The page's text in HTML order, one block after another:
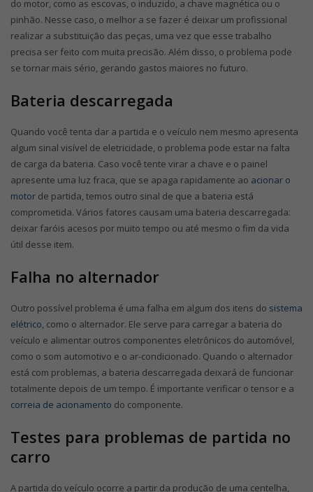
do motor, como as escovas, o induzido, a chave magnética ou o
pinhão. Nesse caso, o melhor a se fazer é deixar um profissional
realizar a substituição das peças, uma vez que esse trabalho
precisa ser feito com muita precisão. Além disso, o problema pode
se tornar mais sério, gerando gastos maiores no futuro.
Bateria descarregada
Quando você tenta dar a partida e o veículo nem mesmo apresenta
algum sinal visível de eletricidade, o problema pode estar na falta
de carga da bateria. Caso você tente virar a chave e o painel
apresente uma luz fraca, que se apaga rapidamente ao acionar o
motor de partida, temos outro sinal de que a bateria está
comprometida. Vários fatores causam uma bateria descarregada:
deixar faróis acesos por muito tempo ou até mesmo o fim da vida
útil desse item.
Falha no alternador
Outro possível problema é uma falha em algum dos itens do sistema
elétrico, como o alternador. Ele serve para carregar a bateria do
veículo e alimentar outros componentes eletrônicos do automóvel,
como o som automotivo e o ar-condicionado. Quando o alternador
está com problemas, a bateria descarregada deixará de funcionar
totalmente depois de um tempo. É importante verificar o tensor e a
correia de acionamento do componente.
Testes para problemas de partida no
carro
A partida do veículo ocorre a partir da produção de uma centelha,